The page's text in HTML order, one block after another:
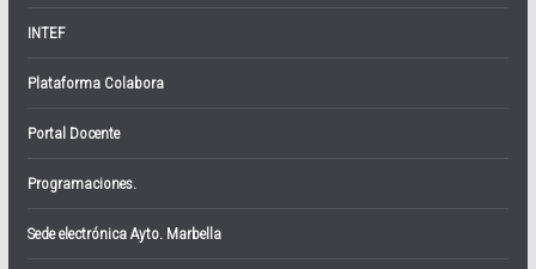
INTEF
Plataforma Colabora
Portal Docente
Programaciones.
Sede electrónica Ayto. Marbella